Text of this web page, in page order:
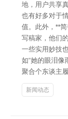
地，用户共享
也有好多对于
值。此外，**
写稿家，他们
一些实用妙技
如“她的眼泪像
聚合个东谈主
新闻动态